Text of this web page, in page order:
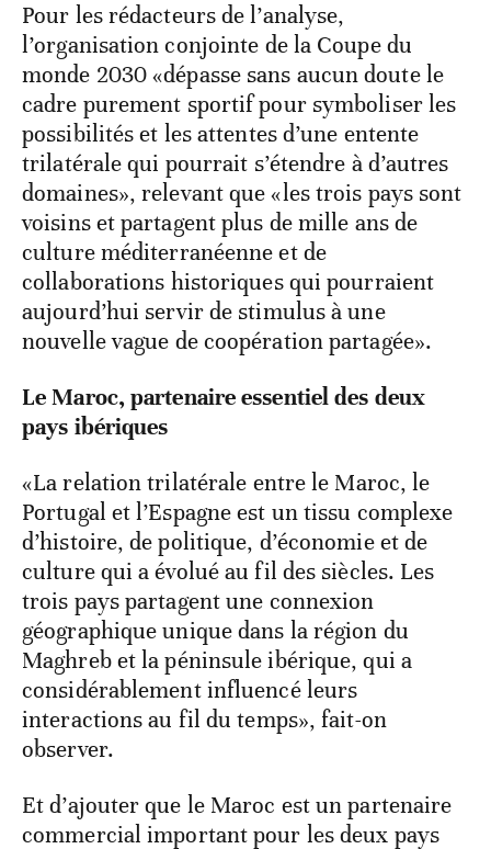
Pour les rédacteurs de l’analyse,
l’organisation conjointe de la Coupe du
monde 2030 «dépasse sans aucun doute le
cadre purement sportif pour symboliser les
possibilités et les attentes d’une entente
trilatérale qui pourrait s’étendre à d’autres
domaines», relevant que «les trois pays sont
voisins et partagent plus de mille ans de
culture méditerranéenne et de
collaborations historiques qui pourraient
aujourd’hui servir de stimulus à une
nouvelle vague de coopération partagée».
Le Maroc, partenaire essentiel des deux
pays ibériques
«La relation trilatérale entre le Maroc, le
Portugal et l’Espagne est un tissu complexe
d’histoire, de politique, d’économie et de
culture qui a évolué au fil des siècles. Les
trois pays partagent une connexion
géographique unique dans la région du
Maghreb et la péninsule ibérique, qui a
considérablement influencé leurs
interactions au fil du temps», fait-on
observer.
Et d’ajouter que le Maroc est un partenaire
commercial important pour les deux pays